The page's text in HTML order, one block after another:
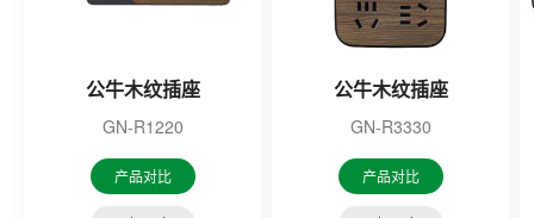
公牛木纹插座
GN-R1220
产品对比
公牛木纹插座
GN-R3330
产品对比